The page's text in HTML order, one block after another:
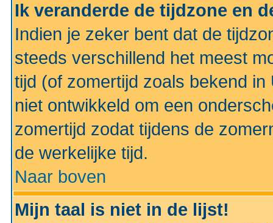
Ik veranderde de tijdzone en
Indien je zeker bent dat de
steeds verschillend het meest
tijd (of zomertijd zoals bekend
niet ontwikkeld om een
zomertijd zodat tijdens de
de werkelijke tijd.
Naar boven
Mijn taal is niet in de lijst!